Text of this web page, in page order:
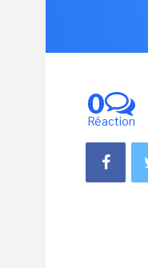
0
Réaction